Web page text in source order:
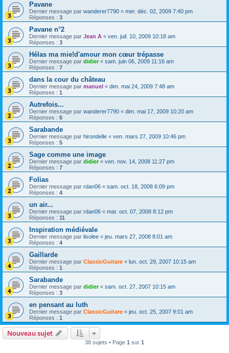
Pavane
Dernier message par wanderer7790 « mer. déc. 02, 2009 7:40 pm
Réponses : 3
Pavane n°2
Dernier message par Jean A « ven. juil. 10, 2009 10:18 am
Réponses : 3
Hélas ma mie!d'amour mon cœur trépasse
Dernier message par didier« sam. juin 06, 2009 11:16 am
Réponses : 7
dans la cour du château
Dernier message par manuel « dim. mai 24, 2009 7:48 am
Réponses : 1
Autrefois...
Dernier message par wanderer7790 « dim. mai 17, 2009 10:20 am
Réponses : 6
Sarabande
Dernier message par hirondelle « ven. mars 27, 2009 10:46 pm
Réponses : 5
Sage comme une image
Dernier message par didier« ven. nov. 14, 2008 11:27 pm
Réponses : 7
Folias
Dernier message par rdan06 « sam. oct. 18, 2008 6:09 pm
Réponses : 4
un air...
Dernier message par rdan06 « mar. oct. 07, 2008 8:12 pm
Réponses : 11
Inspiration médiévale
Dernier message par lisolee « jeu. mars 27, 2008 8:01 am
Réponses : 4
Gaillarde
Dernier message par ClassicGuitare « lun. oct. 29, 2007 10:15 am
Réponses : 1
Sarabande
Dernier message par didier« sam. oct. 27, 2007 10:15 am
Réponses : 3
en pensant au luth
Dernier message par ClassicGuitare « jeu. oct. 25, 2007 9:01 am
Réponses : 1
Nouveau sujet
38 sujets • Page 1 sur 1